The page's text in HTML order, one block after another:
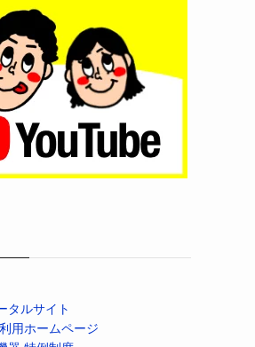
タルサイト
用ホームページ